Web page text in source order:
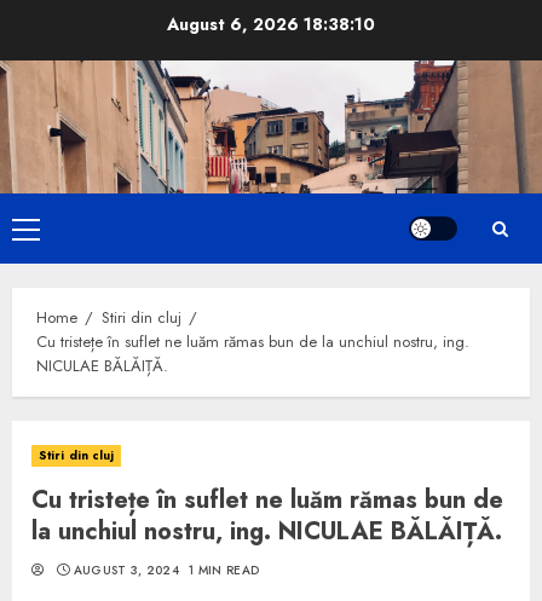
content
August 6, 202618:38:11
Primary
Menu
Home
Stiri din cluj
Cu tristețe în suflet ne luăm rămas bun de la unchiul nostru, ing.
NICULAE BĂLĂIȚĂ.
Stiri din cluj
Cu tristețe în suflet ne luăm rămas bun de
la unchiul nostru, ing. NICULAE BĂLĂIȚĂ.
AUGUST 3, 2024 1 MIN READ